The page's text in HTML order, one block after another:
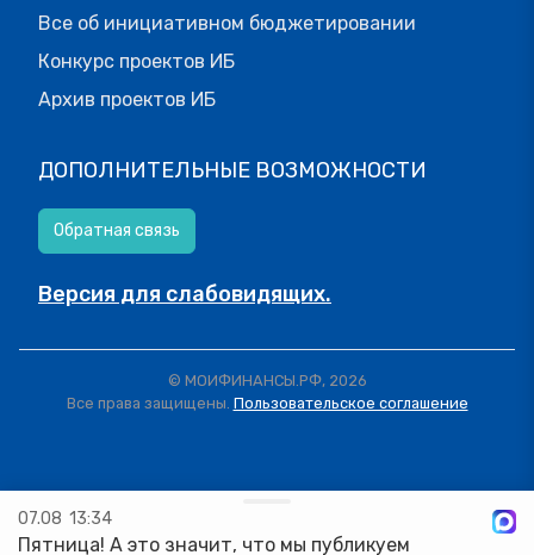
Все об инициативном бюджетировании
Конкурс проектов ИБ
Архив проектов ИБ
ДОПОЛНИТЕЛЬНЫЕ ВОЗМОЖНОСТИ
Обратная связь
Версия для слабовидящих.
© МОИФИНАНСЫ.РФ, 2026
Все права защищены. Пользовательское соглашение
07.08 13:34
Пятница! А это значит, что мы публикуем